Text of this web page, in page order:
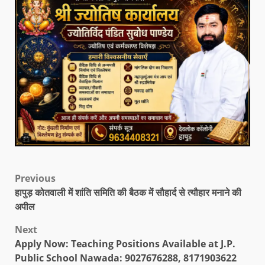
Previous
हापुड़ कोतवाली में शांति समिति की बैठक में सौहार्द से त्यौहार मनाने की
अपील
Next
Apply Now: Teaching Positions Available at J.P.
Public School Nawada: 9027676288, 8171903622